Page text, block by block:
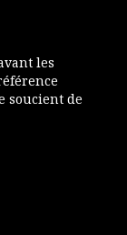
les
soucient de